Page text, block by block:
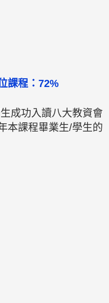
課程：72%
成功入讀八大教資會
本課程畢業生/學生的